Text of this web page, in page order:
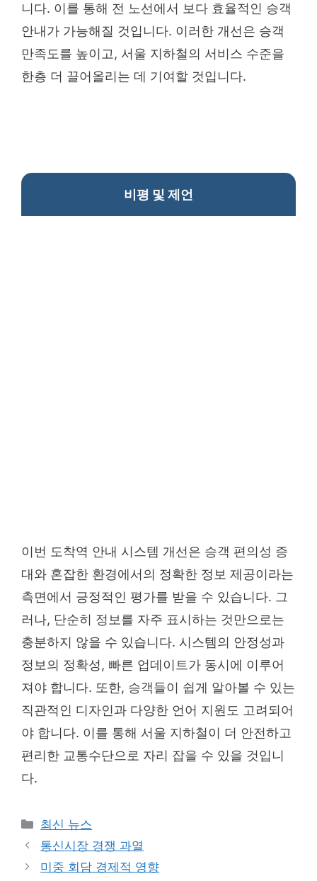
니다. 이를 통해 전 노선에서 보다 효율적인 승객
안내가 가능해질 것입니다. 이러한 개선은 승객
만족도를 높이고, 서울 지하철의 서비스 수준을
한층 더 끌어올리는 데 기여할 것입니다.
비평 및 제언
이번 도착역 안내 시스템 개선은 승객 편의성 증
대와 혼잡한 환경에서의 정확한 정보 제공이라는
측면에서 긍정적인 평가를 받을 수 있습니다. 그
러나, 단순히 정보를 자주 표시하는 것만으로는
충분하지 않을 수 있습니다. 시스템의 안정성과
정보의 정확성, 빠른 업데이트가 동시에 이루어
져야 합니다. 또한, 승객들이 쉽게 알아볼 수 있는
직관적인 디자인과 다양한 언어 지원도 고려되어
야 합니다. 이를 통해 서울 지하철이 더 안전하고
편리한 교통수단으로 자리 잡을 수 있을 것입니
다.
Categories
최신 뉴스
통신시장 경쟁 과열
미중 회담 경제적 영향